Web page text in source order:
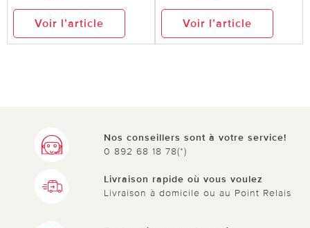
Voir l’article Voir l’article
Nos conseillers sont à votre service!
0 892 68 18 78(*)
Livraison rapide où vous voulez
Livraison à domicile ou au Point Relais